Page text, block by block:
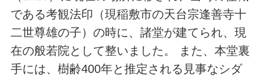
である考観法印（現稲敷市の天台宗逢善寺十
二世尊雄の子）の時に、諸堂が建てられ、現
在の般若院として整いました。 また、本堂裏
手には、樹齢400年と推定される見事なシダ